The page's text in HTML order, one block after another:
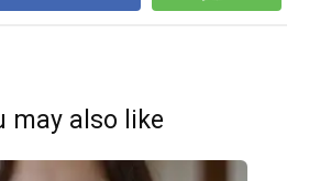
may also like